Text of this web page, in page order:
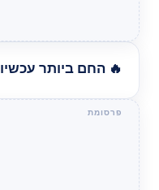
🔥 החם ביותר עכשיו